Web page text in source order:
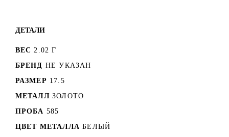
ДЕТАЛИ
ВЕС 2.02 Г
БРЕНД НЕ УКАЗАН
РАЗМЕР 17.5
МЕТАЛЛ ЗОЛОТО
ПРОБА 585
ЦВЕТ МЕТАЛЛА БЕЛЫЙ